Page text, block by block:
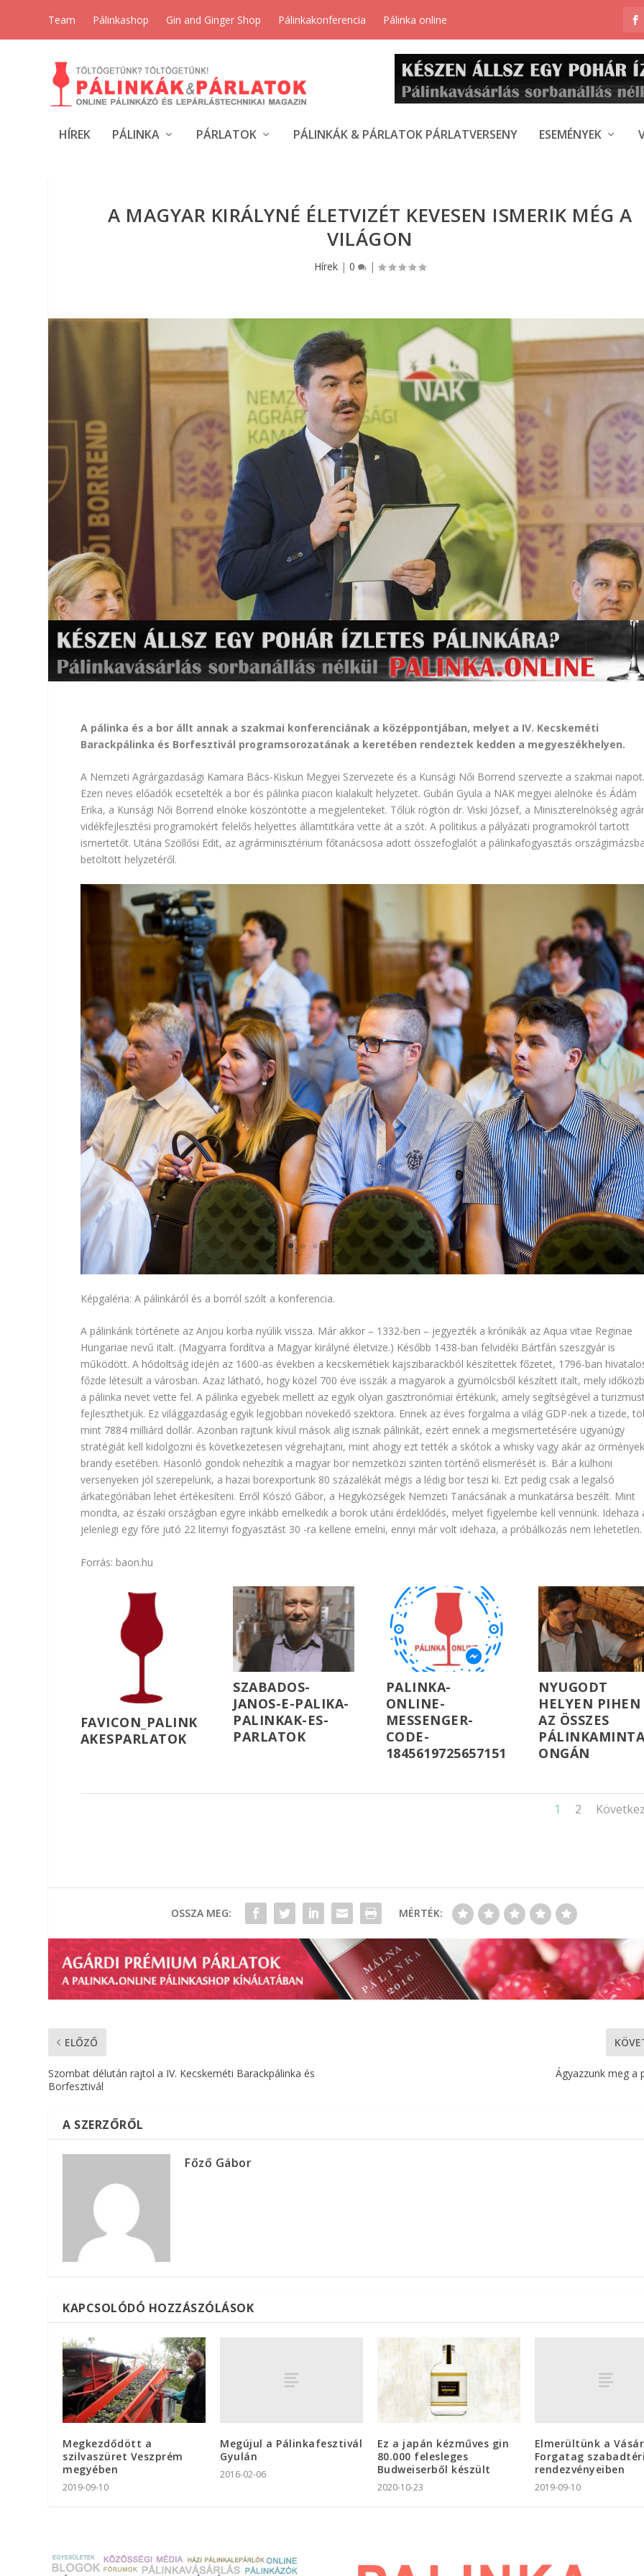
Team Pálinkashop Gin and Ginger Shop Pálinkakonferencia Pálinka online
HÍREK PÁLINKA PÁRLATOK PÁLINKÁK & PÁRLATOK PÁRLATVERSENY ESEMÉNYEK
A MAGYAR KIRÁLYNÉ ÉLETVIZÉT KEVESEN ISMERIK MÉG A
VILÁGON
Hírek |0 |
A pálinka és a bor állt annak a szakmai konferenciának a középpontjában, melyet a IV. Kecskeméti
Barackpálinka és Borfesztivál programsorozatának a keretében rendeztek kedden a megyeszékhelyen.
A Nemzeti Agrárgazdasági Kamara Bács-Kiskun Megyei Szervezete és a Kunsági Női Borrend szervezte a szakmai napot.
Ezen neves előadók ecsetelték a bor és pálinka piacon kialakult helyzetet. Gubán Gyula a NAK megyei alelnöke és Ádám
Erika, a Kunsági Női Borrend elnöke köszöntötte a megjelenteket. Tőlük rögtön dr. Viski József, a Miniszterelnökség
vidékfejlesztési programokért felelős helyettes államtitkára vette át a szót. A politikus a pályázati programokról tartott
ismertetőt. Utána Szöllősi Edit, az agrárminisztérium főtanácsosa adott összefoglalót a pálinkafogyasztás
betöltött helyzetéről.
Képgaléria: A pálinkáról és a borról szólt a konferencia.
A pálinkánk története az Anjou korba nyúlik vissza. Már akkor – 1332-ben – jegyezték a krónikák az Aqua vitae Reginae
Hungariae nevű italt. (Magyarra fordítva a Magyar királyné életvize.) Később 1438-ban felvidéki Bártfán szeszgyár is
működött. A hódoltság idején az 1600-as években a kecskemétiek kajszibarackból készítettek főzetet, 1796-ban
főzde létesült a városban. Azaz látható, hogy közel 700 éve isszák a magyarok a gyümölcsből készített italt, mely
a pálinka nevet vette fel. A pálinka egyebek mellett az egyik olyan gasztronómiai értékünk, amely segítségével a
fejleszthetjük. Ez világgazdaság egyik legjobban növekedő szektora. Ennek az éves forgalma a világ GDP-nek a tizede,
mint 7884 milliárd dollár. Azonban rajtunk kívül mások alig isznak pálinkát, ezért ennek a megismertetésére ugyanúgy
stratégiát kell kidolgozni és következetesen végrehajtani, mint ahogy ezt tették a skótok a whisky vagy akár az
brandy esetében. Hasonló gondok nehezítik a magyar bor nemzetközi szinten történő elismerését is. Bár a külhoni
versenyeken jól szerepelünk, a hazai borexportunk 80 százalékát mégis a lédig bor teszi ki. Ezt pedig csak a legalsó
árkategóriában lehet értékesíteni. Erről Kószó Gábor, a Hegyközségek Nemzeti Tanácsának a munkatársa beszélt. Mint
mondta, az északi országban egyre inkább emelkedik a borok utáni érdeklődés, melyet figyelembe kell vennünk. Idehaza
jelenlegi egy főre jutó 22 liternyi fogyasztást 30 -ra kellene emelni, ennyi már volt idehaza, a próbálkozás nem lehetetlen.
Forrás: baon.hu
FAVICON_PALINK
AKESPARLATOK
SZABADOS-
JANOS-E-PALIKA-
PALINKAK-ES-
PARLATOK
PALINKA-
ONLINE-
MESSENGER-
CODE-
1845619725657151
NYUGODT
HELYEN PIHEN
AZ ÖSSZES
ONGÁN
1 2
OSSZA MEG: MÉRTÉK:
ELŐZŐ
Szombat délután rajtol a IV. Kecskeméti Barackpálinka és
Borfesztivál
Ágyazzunk meg a
A SZERZŐRŐL
Főző Gábor
KAPCSOLÓDÓ HOZZÁSZÓLÁSOK
Megkezdődött a
szilvaszüret Veszprém
megyében
2019-09-10
Megújul a Pálinkafesztivál
Gyulán
2016-02-06
Ez a japán kézműves gin
80.000 felesleges
Budweiserből készült
2020-10-23
Elmerültünk a
Forgatag
rendezvényeiben
2019-09-10